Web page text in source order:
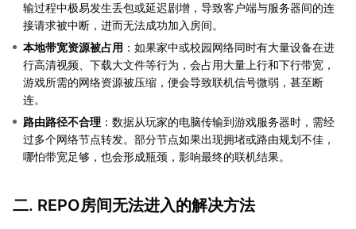
输过程中极易发生丢包或延迟剧增，导致客户端与服务器间的连
接请求被中断，进而无法成功加入房间。
本地带宽资源被占用 ：如果家中或校园网络同时有大量设备在进
行高清视频、下载大文件等行为，会占用大量上行和下行带宽，
游戏所需的网络资源被压缩，便会导致联机信号微弱，甚至断
连。
路由路径不合理 ：数据从玩家的电脑传输到游戏服务器时，需经
过多个网络节点转发。部分节点如果出现拥堵或路由规划不佳，
哪怕带宽足够，也会形成瓶颈，影响最终的联机结果。
二. REPO房间无法进入的解决方法